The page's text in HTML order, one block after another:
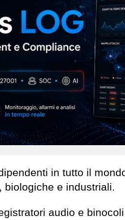
in tutto il
biologiche e industriali.
audio e